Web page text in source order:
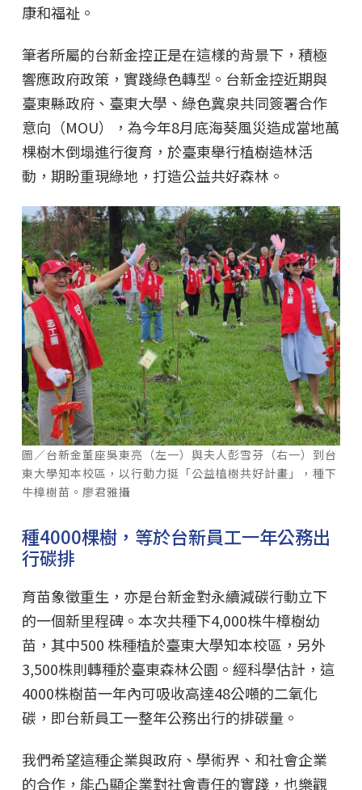
康和福祉。
筆者所屬的台新金控正是在這樣的背景下，積極
響應政府政策，實踐綠色轉型。台新金控近期與
臺東縣政府、臺東大學、綠色冀泉共同簽署合作
意向（MOU），為今年8月底海葵風災造成當地萬
棵樹木倒塌進行復育，於臺東舉行植樹造林活
動，期盼重現綠地，打造公益共好森林。
圖／台新金董座吳東亮（左一）與夫人彭雪芬（右一）到台
東大學知本校區，以行動力挺「公益植樹共好計畫」，種下
牛樟樹苗。廖君雅攝
種4000棵樹，等於台新員工一年公務出
行碳排
育苗象徵重生，亦是台新金對永續減碳行動立下
的一個新里程碑。本次共種下4,000株牛樟樹幼
苗，其中500 株種植於臺東大學知本校區，另外
3,500株則轉種於臺東森林公園。經科學估計，這
4000株樹苗一年內可吸收高達48公噸的二氧化
碳，即台新員工一整年公務出行的排碳量。
我們希望這種企業與政府、學術界、和社會企業
的合作，能凸顯企業對社會責任的實踐，也樂觀